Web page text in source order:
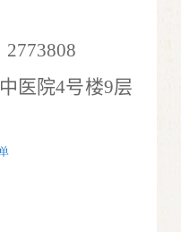
2773808
医院4号楼9层